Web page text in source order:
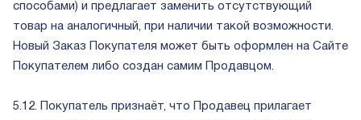
способами) и предлагает заменить отсутствующий
товар на аналогичный, при наличии такой возможности.
Новый Заказ Покупателя может быть оформлен на Сайте
Покупателем либо создан самим Продавцом.
5.12. Покупатель признаёт, что Продавец прилагает